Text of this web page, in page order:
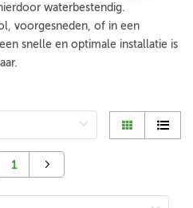
waterbestendig.
voorgesneden, of in een
snelle en optimale installatie is
1